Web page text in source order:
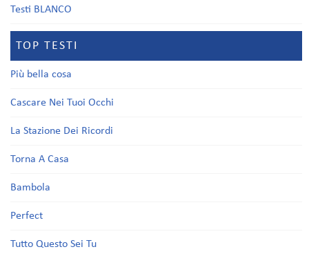
Testi BLANCO
TOP TESTI
Più bella cosa
Cascare Nei Tuoi Occhi
La Stazione Dei Ricordi
Torna A Casa
Bambola
Perfect
Tutto Questo Sei Tu